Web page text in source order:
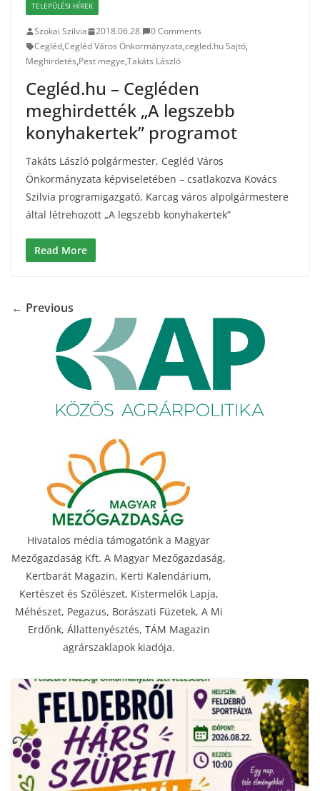
TELEPÜLÉSI HÍREK
Szokai Szilvia 2018.06.28.
0 Comments
Cegléd,Cegléd Város Önkormányzata,cegled.hu Sajtó,
Meghirdetés,Pest megye,Takáts László
Cegléd.hu – Cegléden
meghirdették „A legszebb
konyhakertek” programot
Takáts László polgármester, Cegléd Város
Önkormányzata képviseletében – csatlakozva Kovács
Szilvia programigazgató, Karcag város alpolgármestere
által létrehozott „A legszebb konyhakertek”
Read More
← Previous
Hivatalos média támogatónk a Magyar
Mezőgazdaság Kft. A Magyar Mezőgazdaság,
Kertbarát Magazin, Kerti Kalendárium,
Kertészet és Szőlészet, Kistermelők Lapja,
Méhészet, Pegazus, Borászati Füzetek, A Mi
Erdőnk, Állattenyésztés, TÁM Magazin
agrárszaklapok kiadója.